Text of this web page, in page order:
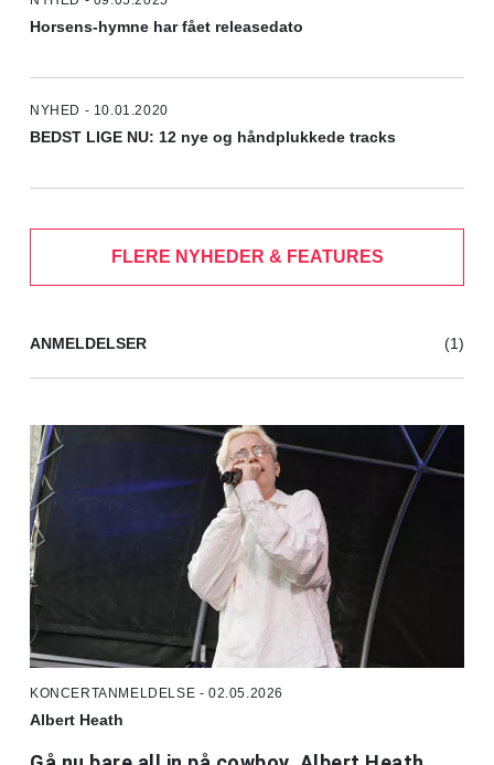
Horsens-hymne har fået releasedato
NYHED - 10.01.2020
BEDST LIGE NU: 12 nye og håndplukkede tracks
FLERE NYHEDER & FEATURES
ANMELDELSER (1)
KONCERTANMELDELSE - 02.05.2026
Albert Heath